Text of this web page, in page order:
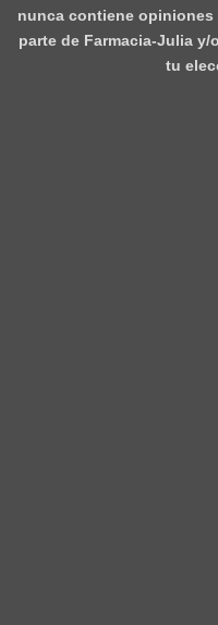
nunca contiene
parte de Farmacia-Julia
tu